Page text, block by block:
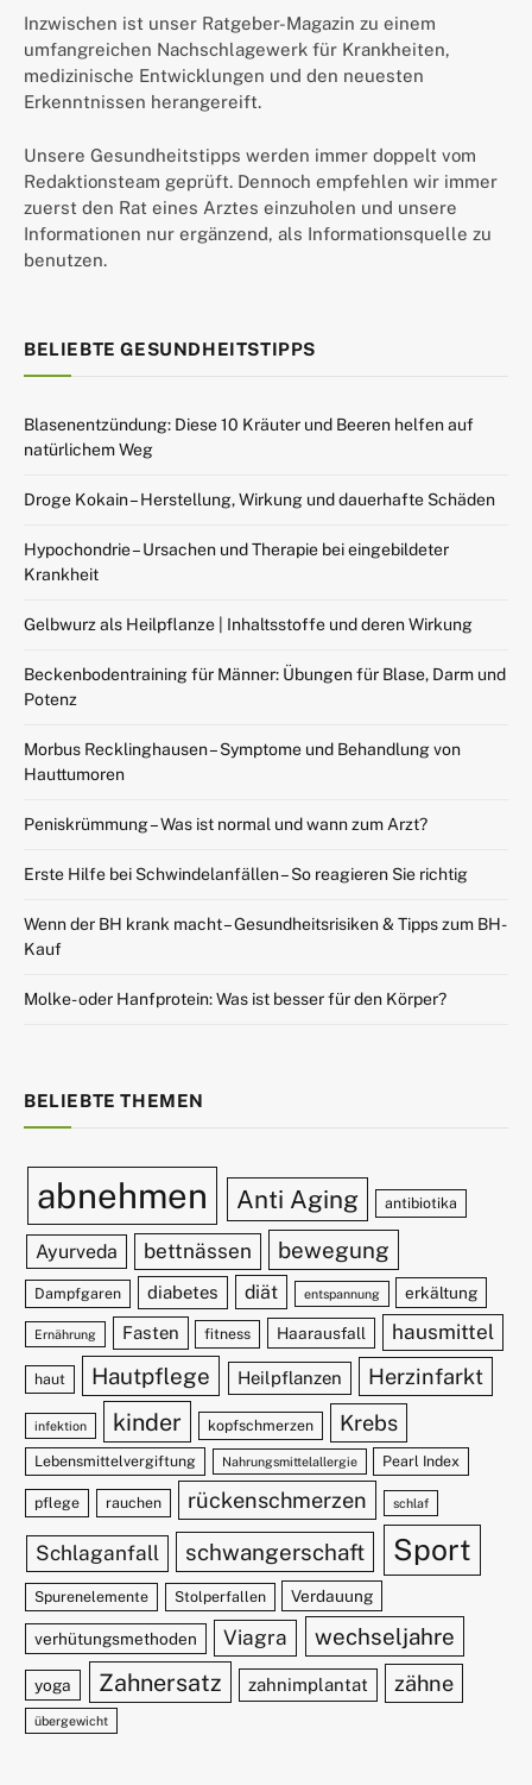
Inzwischen ist unser Ratgeber-Magazin zu einem
umfangreichen Nachschlagewerk für Krankheiten,
medizinische Entwicklungen und den neuesten
Erkenntnissen herangereift.
Unsere Gesundheitstipps werden immer doppelt vom
Redaktionsteam geprüft. Dennoch empfehlen wir immer
zuerst den Rat eines Arztes einzuholen und unsere
Informationen nur ergänzend, als Informationsquelle zu
benutzen.
BELIEBTE GESUNDHEITSTIPPS
Blasenentzündung: Diese 10 Kräuter und Beeren helfen auf
natürlichem Weg
Droge Kokain – Herstellung, Wirkung und dauerhafte Schäden
Hypochondrie – Ursachen und Therapie bei eingebildeter
Krankheit
Gelbwurz als Heilpflanze | Inhaltsstoffe und deren Wirkung
Beckenbodentraining für Männer: Übungen für Blase, Darm und
Potenz
Morbus Recklinghausen – Symptome und Behandlung von
Hauttumoren
Peniskrümmung – Was ist normal und wann zum Arzt?
Erste Hilfe bei Schwindelanfällen – So reagieren Sie richtig
Wenn der BH krank macht – Gesundheitsrisiken & Tipps zum BH-
Kauf
Molke- oder Hanfprotein: Was ist besser für den Körper?
BELIEBTE THEMEN
abnehmen Anti Aging antibiotika
Ayurveda bettnässen bewegung
Dampfgaren diabetes diät entspannung erkältung
Ernährung Fasten fitness Haarausfall hausmittel
haut Hautpflege Heilpflanzen Herzinfarkt
infektion kinder kopfschmerzen Krebs
Lebensmittelvergiftung Nahrungsmittelallergie Pearl Index
pflege rauchen rückenschmerzen schlaf
Schlaganfall schwangerschaft Sport
Spurenelemente Stolperfallen Verdauung
verhütungsmethoden Viagra wechseljahre
yoga Zahnersatz zahnimplantat zähne
übergewicht